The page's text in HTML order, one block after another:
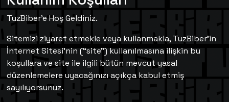
TuzBiber’e Hoş Geldiniz.
Sitemizi ziyaret etmekle veya kullanmakla, TuzBiber’in
İnternet Sitesi’nin (“site”) kullanılmasına ilişkin bu
koşullara ve site ile ilgili bütün mevcut yasal
düzenlemelere uyacağınızı açıkça kabul etmiş
sayılıyorsunuz.